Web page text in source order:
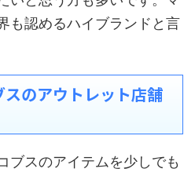
も認めるハイブランドと言
のアウトレット店舗
ブスのアイテムを少しでも